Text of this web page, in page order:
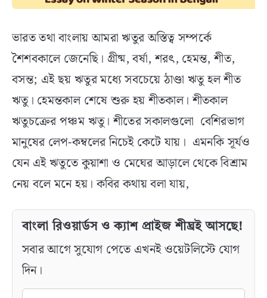
ভারত তথা বাংলায় আমরা ঋতুর অস্তিত্ব সম্পর্কে
শৈশবকালে জেনেছি। গ্রীষ্ম, বর্ষা, শরৎ, হেমন্ত, শীত,
বসন্ত; এই ছয় ঋতুর মধ্যে সবচেয়ে ঠাণ্ডা ঋতু হল শীত
ঋতু। হেমন্তকাল শেষে শুরু হয় শীতকাল। শীতকাল
ঋতুচক্রের পঞ্চম ঋতু। শীতের সকালগুলো বেশিরভাগ
মানুষের লেপ-কম্বলের নিচেই কেটে যায়। এমনকি সূর্যও
যেন এই ঋতুতে কুয়াশা ও মেঘের আড়ালে থেকে বিশ্রাম
নেয় বলে মনে হয়। কবির কথায় বলা যায়,
বাংলা রিওয়ার্ডস ও ক্যাশ প্রাইজ শীঘ্রই আসছে!
সবার আগে সুযোগ পেতে এখনই ওয়েটলিস্টে যোগ
দিন।